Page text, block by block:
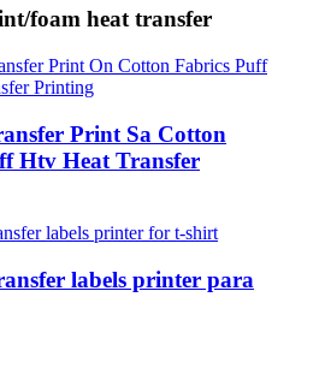
foam heat transfer
Print Sa Cotton
Htv Heat Transfer
labels printer para